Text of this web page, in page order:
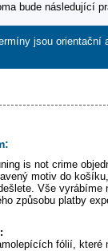
bude následující
jsou orientační
is not crime
motiv do
Vše vyrábíme
způsobu platby
fólií, které